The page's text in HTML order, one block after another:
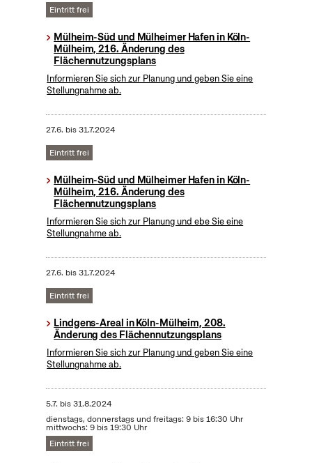
Eintritt frei
Mülheim-Süd und Mülheimer Hafen in Köln-
Mülheim, 216. Änderung des
Flächennutzungsplans
Informieren Sie sich zur Planung und geben Sie eine
Stellungnahme ab.
27.6. bis31.7.2024
Eintritt frei
Mülheim-Süd und Mülheimer Hafen in Köln-
Mülheim, 216. Änderung des
Flächennutzungsplans
Informieren Sie sich zur Planung und ebe Sie eine
Stellungnahme ab.
27.6. bis31.7.2024
Eintritt frei
Lindgens-Areal in Köln-Mülheim, 208.
Änderung des Flächennutzungsplans
Informieren Sie sich zur Planung und geben Sie eine
Stellungnahme ab.
5.7. bis31.8.2024
dienstags, donnerstags und freitags: 9 bis 16:30 Uhr
mittwochs: 9 bis 19:30 Uhr
Eintritt frei